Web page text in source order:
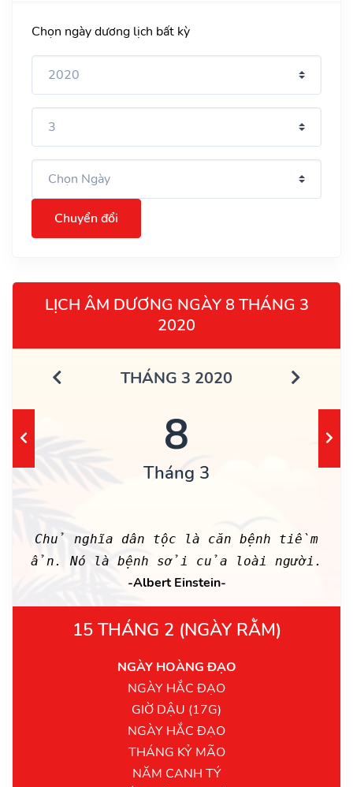
Chọn ngày dương lịch bất kỳ
Chuyển đổi
LỊCH ÂM DƯƠNG NGÀY 8 THÁNG 3
2020
THÁNG 3 2020
8
Tháng 3
Chủ nghĩa dân tộc là căn bệnh tiềm
ẩn. Nó là bệnh sởi của loài người.
-Albert Einstein-
15 THÁNG 2 (NGÀY RẰM)
NGÀY HOÀNG ĐẠO
NGÀY HẮC ĐẠO
GIỜ DẬU (17G)
NGÀY HẮC ĐẠO
THÁNG KỶ MÃO
NĂM CANH TÝ